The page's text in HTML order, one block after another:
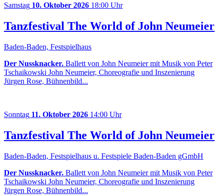
Samstag 10. Oktober 2026 18:00 Uhr
Tanzfestival The World of John Neumeier
Baden-Baden, Festspielhaus
Der Nussknacker. Ballett von John Neumeier mit Musik von Peter
Tschaikowski John Neumeier, Choreografie und Inszenierung
Jürgen Rose, Bühnenbild...
Sonntag 11. Oktober 2026 14:00 Uhr
Tanzfestival The World of John Neumeier
Baden-Baden, Festspielhaus u. Festspiele Baden-Baden gGmbH
Der Nussknacker. Ballett von John Neumeier mit Musik von Peter
Tschaikowski John Neumeier, Choreografie und Inszenierung
Jürgen Rose, Bühnenbild...